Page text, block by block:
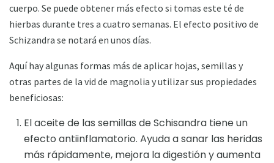
cuerpo. Se puede obtener más efecto si tomas este té de
hierbas durante tres a cuatro semanas. El efecto positivo de
Schizandra se notará en unos días.
Aquí hay algunas formas más de aplicar hojas, semillas y
otras partes de la vid de magnolia y utilizar sus propiedades
beneficiosas:
El aceite de las semillas de Schisandra tiene un
efecto antiinflamatorio. Ayuda a sanar las heridas
más rápidamente, mejora la digestión y aumenta